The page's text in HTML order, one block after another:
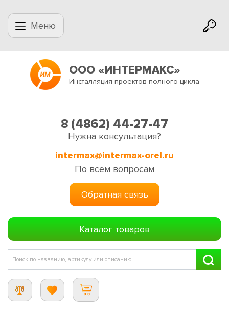
Меню
ООО «ИНТЕРМАКС»
Инсталляция проектов полного цикла
8 (4862) 44-27-47
Нужна консультация?
intermax@intermax-orel.ru
По всем вопросам
Обратная связь
Каталог товаров